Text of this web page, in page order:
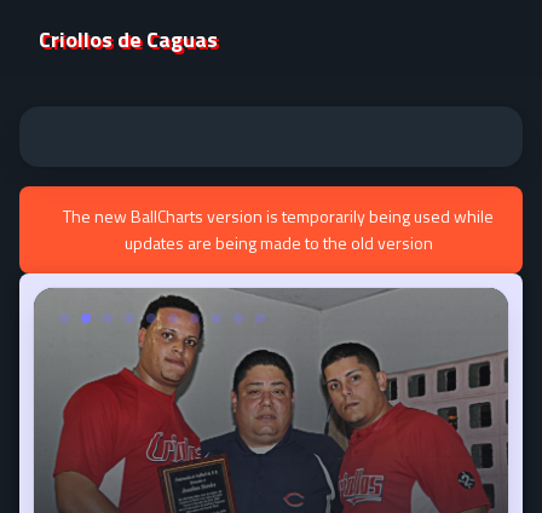
Criollos de Caguas
The new BallCharts version is temporarily being used while
updates are being made to the old version